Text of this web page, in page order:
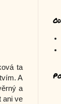
ta
A
a
ani ve